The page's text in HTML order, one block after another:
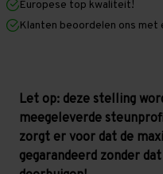
1.000
mm
(Liggers:
1.500
mm)
1.000
mm
(Liggers:
1.500
mm)
Europese top kwaliteit!
Klanten beoordelen ons met
Let op: deze stelling
meegeleverde
zorgt er voor dat de
gegarandeerd zonder